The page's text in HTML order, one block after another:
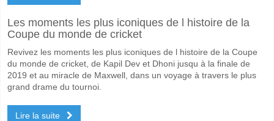
Les moments les plus iconiques de l histoire de la
Coupe du monde de cricket
Revivez les moments les plus iconiques de l histoire de la Coupe
du monde de cricket, de Kapil Dev et Dhoni jusqu à la finale de
2019 et au miracle de Maxwell, dans un voyage à travers le plus
grand drame du tournoi.
Lire la suite